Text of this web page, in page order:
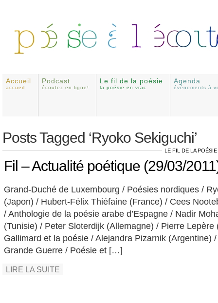
Accueil
accueil
Podcast
écoutez en ligne!
Le fil de la poésie
la poésie en vrac
Agenda
événements à
Posts Tagged ‘Ryoko Sekiguchi’
LE FIL DE LA POÉSIE
Fil – Actualité poétique (29/03/
Grand-Duché de Luxembourg / Poésies nordiques /
(Japon) / Hubert-Félix Thiéfaine (France) / Cees
/ Anthologie de la poésie arabe d’Espagne / Nadir
(Tunisie) / Peter Sloterdijk (Allemagne) / Pierre Lepère
Gallimard et la poésie / Alejandra Pizarnik (Argentine)
Grande Guerre / Poésie et […]
LIRE LA SUITE